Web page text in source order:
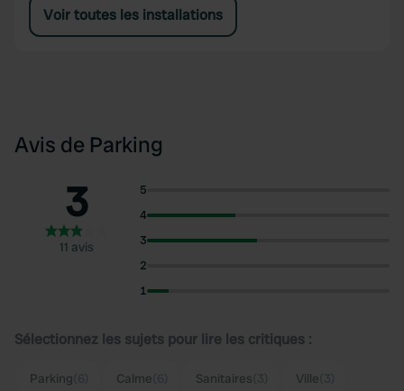
Voir toutes les installations
Avis de Parking
3
11 avis
5
4
3
2
1
Sélectionnez les sujets pour lire les critiques :
Parking Calme Sanitaires Ville